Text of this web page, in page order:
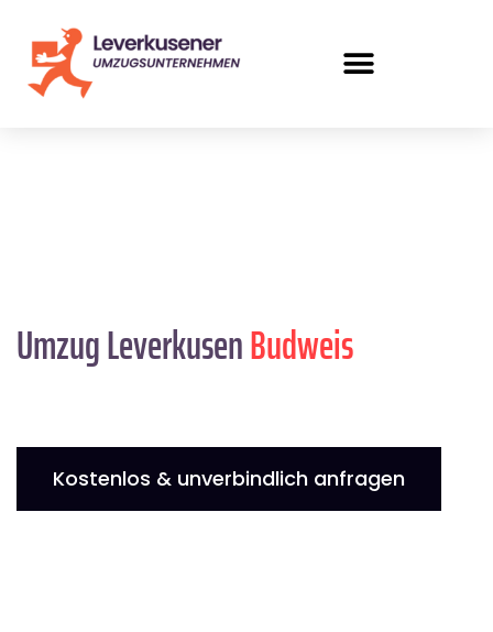
Umzug LeverkusenBudweis
Kostenlos & unverbindlich anfragen